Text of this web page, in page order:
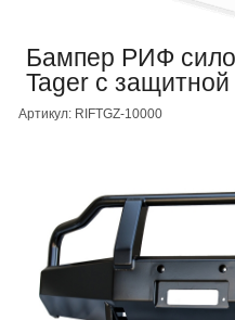
Бампер РИФ
Tager с
Артикул: RIFTGZ-10000